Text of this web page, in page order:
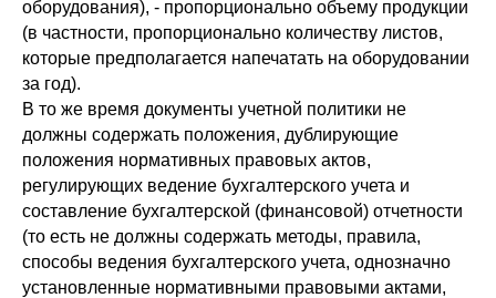
оборудования), - пропорционально объему продукции
(в частности, пропорционально количеству листов,
которые предполагается напечатать на оборудовании
за год).
В то же время документы учетной политики не
должны содержать положения, дублирующие
положения нормативных правовых актов,
регулирующих ведение бухгалтерского учета и
составление бухгалтерской (финансовой) отчетности
(то есть не должны содержать методы, правила,
способы ведения бухгалтерского учета, однозначно
установленные нормативными правовыми актами,